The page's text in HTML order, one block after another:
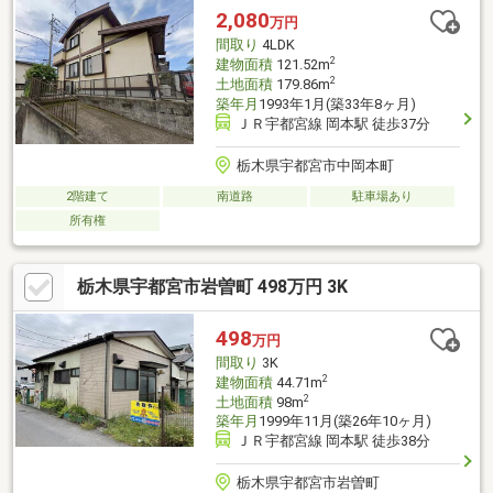
2,080万円
間取り 4LDK
建物面積121.52m2
土地面積179.86m2
築年月 1993年1月(築33年8ヶ月)
ＪＲ宇都宮線 岡本駅 徒歩37分
栃木県宇都宮市中岡本町
2階建て 南道路
駐車場あり
所有権
栃木県宇都宮市岩曽町 498万円 3K
498万円
間取り 3K
建物面積44.71m2
土地面積98m2
築年月 1999年11月(築26年10ヶ月)
ＪＲ宇都宮線 岡本駅 徒歩38分
栃木県宇都宮市岩曽町